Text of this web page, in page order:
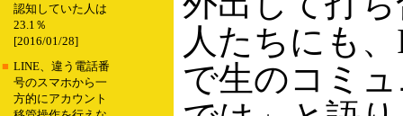
認知していた人は
23.1％
[2016/01/28]
■ LINE、違う電話番
号のスマホから一
方的にアカウント
人たちにも
で生のコミ